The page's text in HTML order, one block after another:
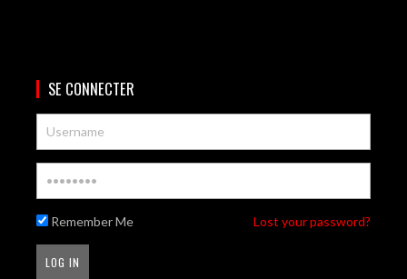
SE CONNECTER
Remember Me Lost your password?